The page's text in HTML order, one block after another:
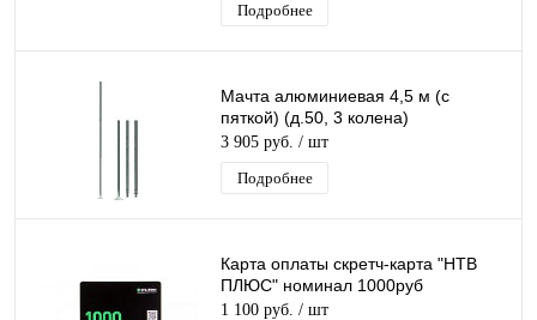
Подробнее
Мачта алюминиевая 4,5 м (с
пяткой) (д.50, 3 колена)
3 905 руб. / шт
Подробнее
Карта оплаты скретч-карта "НТВ
ПЛЮС" номинал 1000руб
1 100 руб. / шт